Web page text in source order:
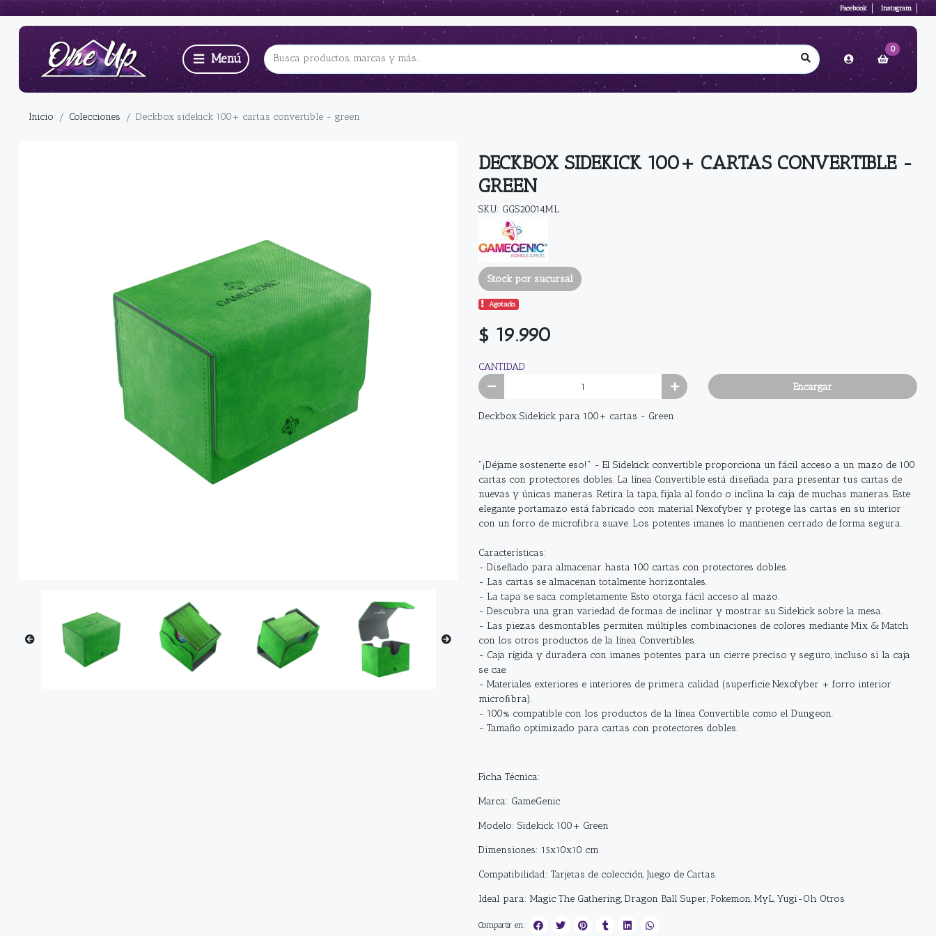
Facebook Instagram
0
Inicio Colecciones Deckbox sidekick 100+ cartas convertible - green
DECKBOX SIDEKICK 100+ CARTAS CONVERTIBLE -
GREEN
SKU: GGS20014ML
Stock por sucursal
Agotado.
$ 19.990
CANTIDAD
Encargar
Deckbox Sidekick para 100+ cartas - Green
"¡Déjame sostenerte eso!" - El Sidekick convertible proporciona un fácil acceso a un mazo de 100
cartas con protectores dobles. La línea Convertible está diseñada para presentar tus cartas de
nuevas y únicas maneras. Retira la tapa, fijala al fondo o inclina la caja de muchas maneras. Este
elegante portamazo está fabricado con material Nexofyber y protege las cartas en su interior
con un forro de microfibra suave. Los potentes imanes lo mantienen cerrado de forma segura.
Características:
- Diseñado para almacenar hasta 100 cartas con protectores dobles.
- Las cartas se almacenan totalmente horizontales.
- La tapa se saca completamente. Esto otorga fácil acceso al mazo.
- Descubra una gran variedad de formas de inclinar y mostrar su Sidekick sobre la mesa.
- Las piezas desmontables permiten múltiples combinaciones de colores mediante Mix & Match
con los otros productos de la línea Convertibles.
- Caja rígida y duradera con imanes potentes para un cierre preciso y seguro, incluso si la caja
se cae.
- Materiales exteriores e interiores de primera calidad (superficie Nexofyber + forro interior
microﬁbra).
- 100% compatible con los productos de la línea Convertible, como el Dungeon.
- Tamaño optimizado para cartas con protectores dobles.
Ficha Técnica:
Marca: GameGenic
Modelo: Sidekick 100+ Green
Dimensiones: 15x10x10 cm
Compatibilidad: Tarjetas de colección, Juego de Cartas.
Ideal para: Magic The Gathering, Dragon Ball Super, Pokemon, MyL, Yugi-Oh Otros
Compartir en: